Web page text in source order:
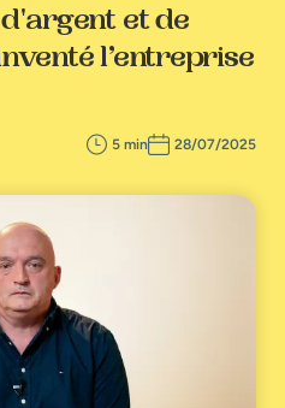
et de
l’entreprise
5 min 28/07/2025